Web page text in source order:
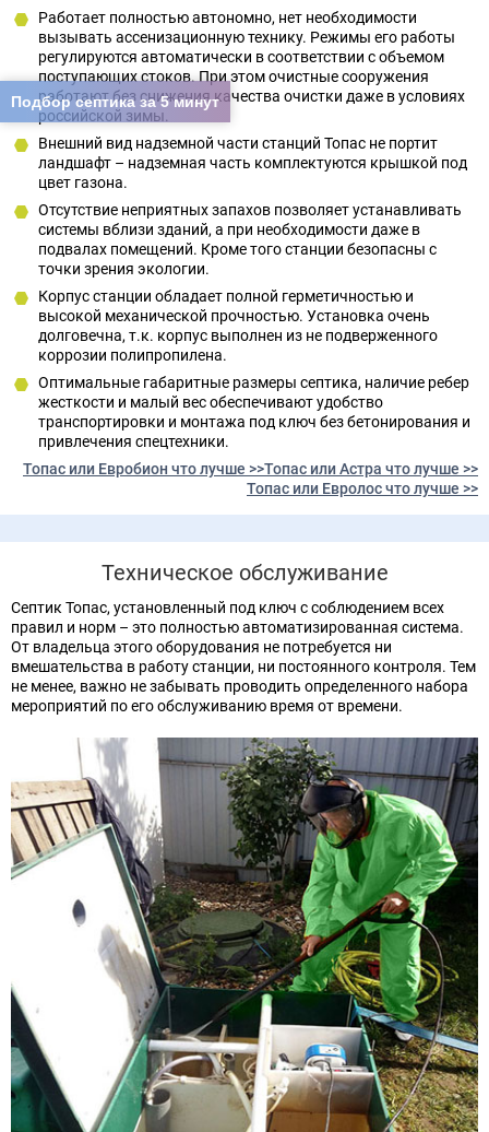
Работает полностью автономно, нет необходимости
вызывать ассенизационную технику. Режимы его работы
регулируются автоматически в соответствии с объемом
поступающих стоков. При этом очистные сооружения
работают без снижения качества очистки даже в условиях
российской зимы.
Внешний вид надземной части станций Топас не портит
ландшафт – надземная часть комплектуются крышкой под
цвет газона.
Отсутствие неприятных запахов позволяет устанавливать
системы вблизи зданий, а при необходимости даже в
подвалах помещений. Кроме того станции безопасны с
точки зрения экологии.
Корпус станции обладает полной герметичностью и
высокой механической прочностью. Установка очень
долговечна, т.к. корпус выполнен из не подверженного
коррозии полипропилена.
Оптимальные габаритные размеры септика, наличие ребер
жесткости и малый вес обеспечивают удобство
транспортировки и монтажа под ключ без бетонирования и
привлечения спецтехники.
Топас или Евробион что лучше >>Топас или Астра что лучше >>
Топас или Евролос что лучше >>
Техническое обслуживание
Септик Топас, установленный под ключ с соблюдением всех
правил и норм – это полностью автоматизированная система.
От владельца этого оборудования не потребуется ни
вмешательства в работу станции, ни постоянного контроля. Тем
не менее, важно не забывать проводить определенного набора
мероприятий по его обслуживанию время от времени.
Подбор септика за 5 минут